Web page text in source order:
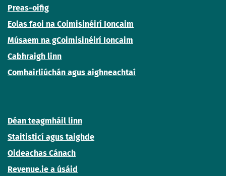
Preas-oifig
Eolas faoi na Coimisinéirí Ioncaim
Músaem na gCoimisinéirí Ioncaim
Cabhraigh linn
Comhairliúchán agus aighneachtaí
Déan teagmháil linn
Staitisticí agus taighde
Oideachas Cánach
Revenue.ie a úsáid